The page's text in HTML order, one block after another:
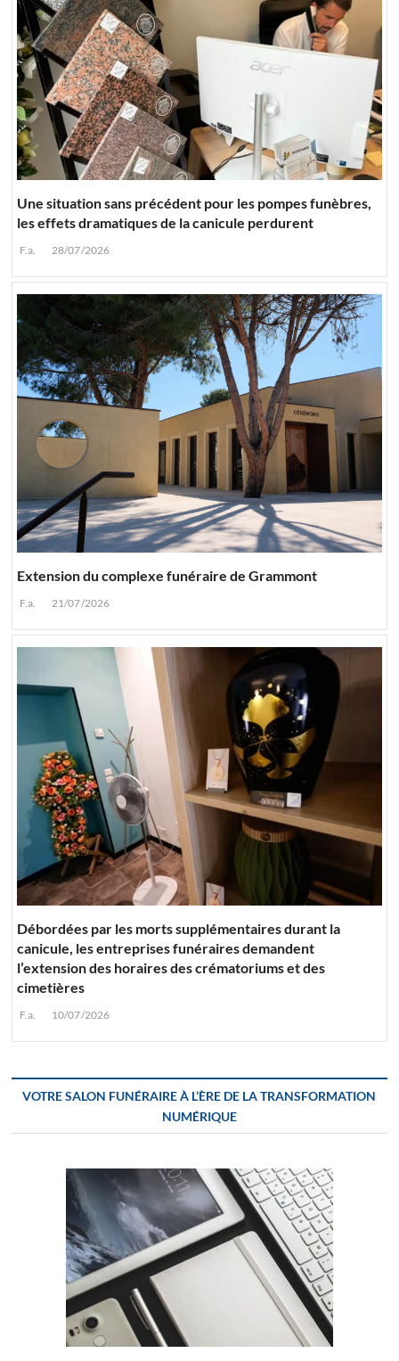
Une situation sans précédent pour les pompes funèbres,
les effets dramatiques de la canicule perdurent
F.a. 28/07/2026
Extension du complexe funéraire de Grammont
F.a. 21/07/2026
Débordées par les morts supplémentaires durant la
canicule, les entreprises funéraires demandent
l’extension des horaires des crématoriums et des
cimetières
F.a. 10/07/2026
VOTRE SALON FUNÉRAIRE À L’ÈRE DE LA TRANSFORMATION
NUMÉRIQUE